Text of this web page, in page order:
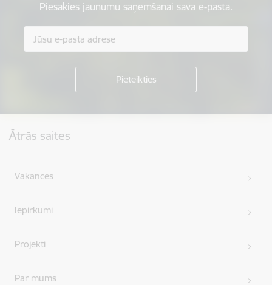
Piesakies jaunumu saņemšanai savā e-pastā.
Ātrās saites
Vakances
Iepirkumi
Projekti
Par mums